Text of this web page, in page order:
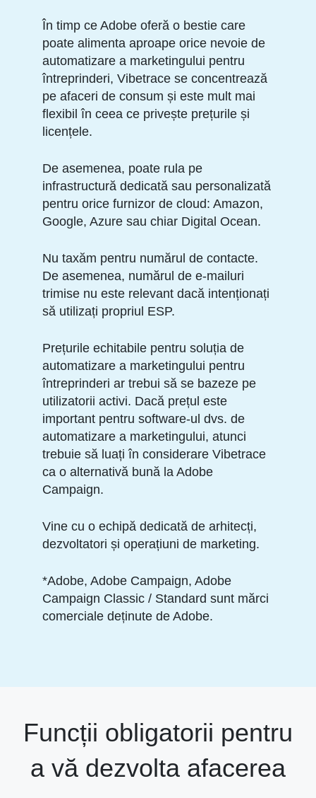
În timp ce Adobe oferă o bestie care
poate alimenta aproape orice nevoie de
automatizare a marketingului pentru
întreprinderi, Vibetrace se concentrează
pe afaceri de consum și este mult mai
flexibil în ceea ce privește prețurile și
licențele.
De asemenea, poate rula pe
infrastructură dedicată sau personalizată
pentru orice furnizor de cloud: Amazon,
Google, Azure sau chiar Digital Ocean.
Nu taxăm pentru numărul de contacte.
De asemenea, numărul de e-mailuri
trimise nu este relevant dacă intenționați
să utilizați propriul ESP.
Prețurile echitabile pentru soluția de
automatizare a marketingului pentru
întreprinderi ar trebui să se bazeze pe
utilizatorii activi. Dacă prețul este
important pentru software-ul dvs. de
automatizare a marketingului, atunci
trebuie să luați în considerare Vibetrace
ca o alternativă bună la Adobe
Campaign.
Vine cu o echipă dedicată de arhitecți,
dezvoltatori și operațiuni de marketing.
*Adobe, Adobe Campaign, Adobe
Campaign Classic / Standard sunt mărci
comerciale deținute de Adobe.
Funcții obligatorii pentru
a vă dezvolta afacerea